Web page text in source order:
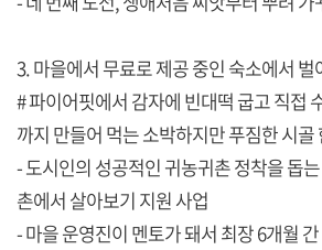
3. 마을에서 무료로 제공 중인 숙소에서 벌
# 파이어핏에서 감자에 빈대떡 굽고 직접
까지 만들어 먹는 소박하지만 푸짐한 시골
- 도시인의 성공적인 귀농귀촌 정착을 돕
촌에서 살아보기 지원 사업
- 마을 운영진이 멘토가 돼서 최장 6개월